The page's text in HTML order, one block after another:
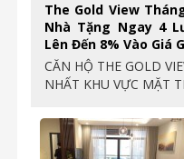
The Gold View
Nhà Tặng Ngay 4
Lên Đến 8% Vào Giá
CĂN HỘ THE GOLD
NHẤT KHU VỰC MẶT